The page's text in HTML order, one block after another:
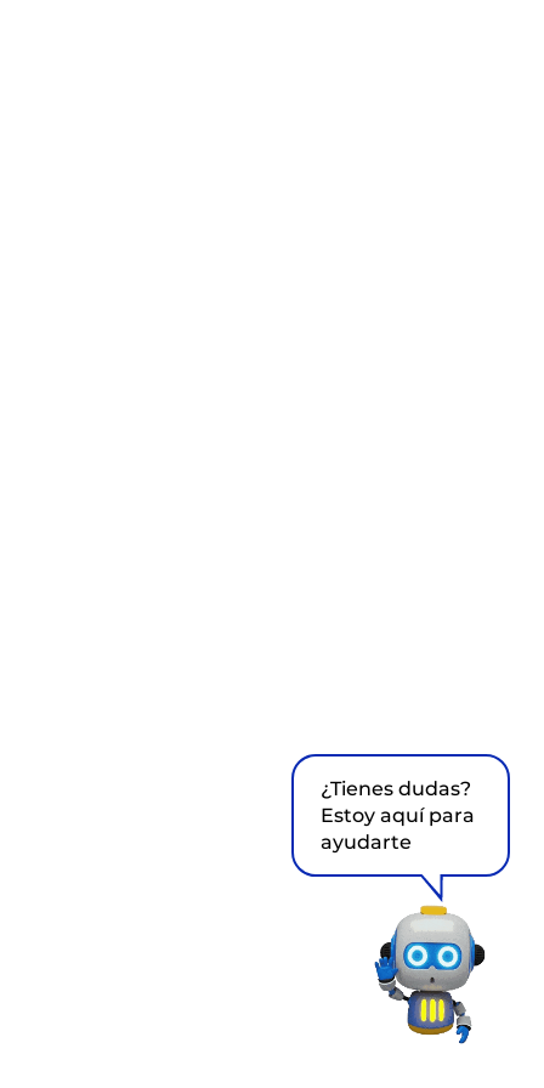
¿Tienes dudas?
Estoy aquí para
ayudarte